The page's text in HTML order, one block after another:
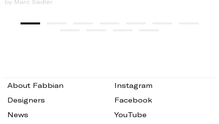
About Fabbian
Designers
News
Instagram
Facebook
YouTube